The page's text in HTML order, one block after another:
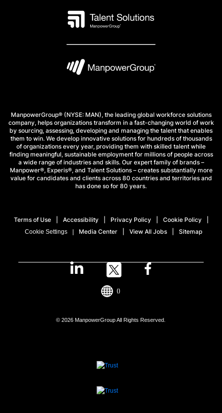
ManpowerGroup® (NYSE: MAN), the leading global workforce solutions
company, helps organizations transform in a fast-changing world of work
by sourcing, assessing, developing and managing the talent that enables
them to win. We develop innovative solutions for hundreds of thousands
of organizations every year, providing them with skilled talent while
finding meaningful, sustainable employment for millions of people across
a wide range of industries and skills. Our expert family of brands –
Manpower®, Experis®, and Talent Solutions – creates substantially more
value for candidates and clients across 80 countries and territories and
has done so for 80 years.
Terms of Use Accessibility Privacy Policy Cookie Policy
Cookie Settings Media Center View All Jobs Sitemap
© 2026 ManpowerGroup All Rights Reserved.
()